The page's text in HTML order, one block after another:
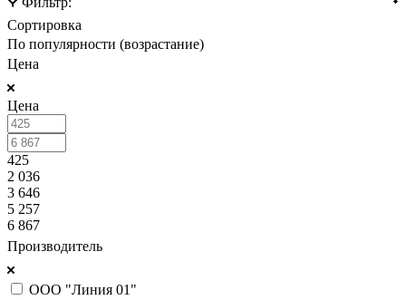
Сортировка
По популярности (возрастание)
Цена
Цена
425
2 036
3 646
5 257
6 867
Производитель
ООО "Линия 01"